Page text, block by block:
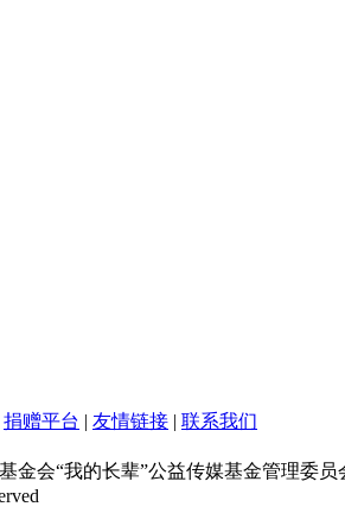
捐赠平台 | 友情链接 | 联系我们
金会“我的长辈”公益传媒基金管理委员